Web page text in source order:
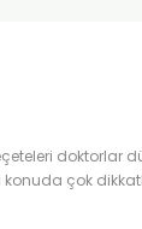
doktorlar
çok